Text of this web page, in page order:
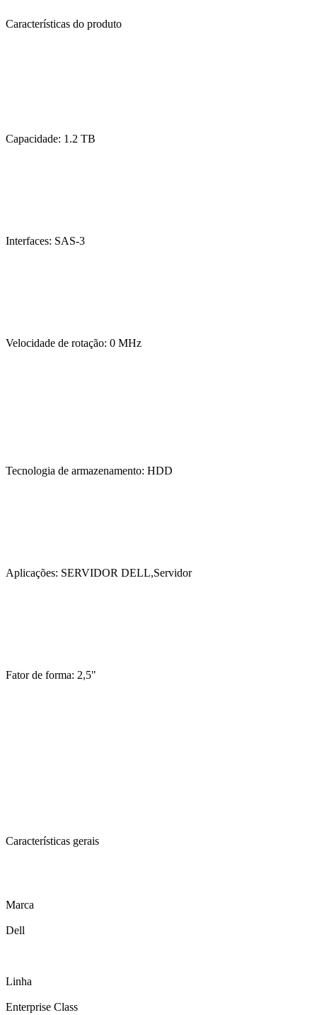
Características do produto
Capacidade: 1.2 TB
Interfaces: SAS-3
Velocidade de rotação: 0 MHz
Tecnologia de armazenamento: HDD
Aplicações: SERVIDOR DELL,Servidor
Fator de forma: 2,5"
Características gerais
Marca
Dell
Linha
Enterprise Class